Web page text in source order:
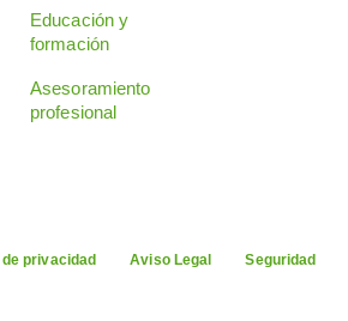
Educación y
formación
Asesoramiento
profesional
privacidad Aviso Legal Seguridad